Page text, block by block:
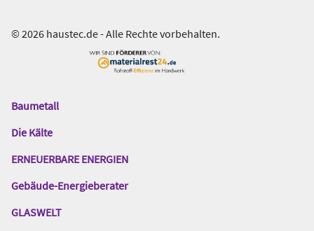
© 2026 haustec.de - Alle Rechte vorbehalten.
Das
Gentner
Baumetall
Die Kälte
ERNEUERBARE ENERGIEN
Gebäude-Energieberater
GLASWELT